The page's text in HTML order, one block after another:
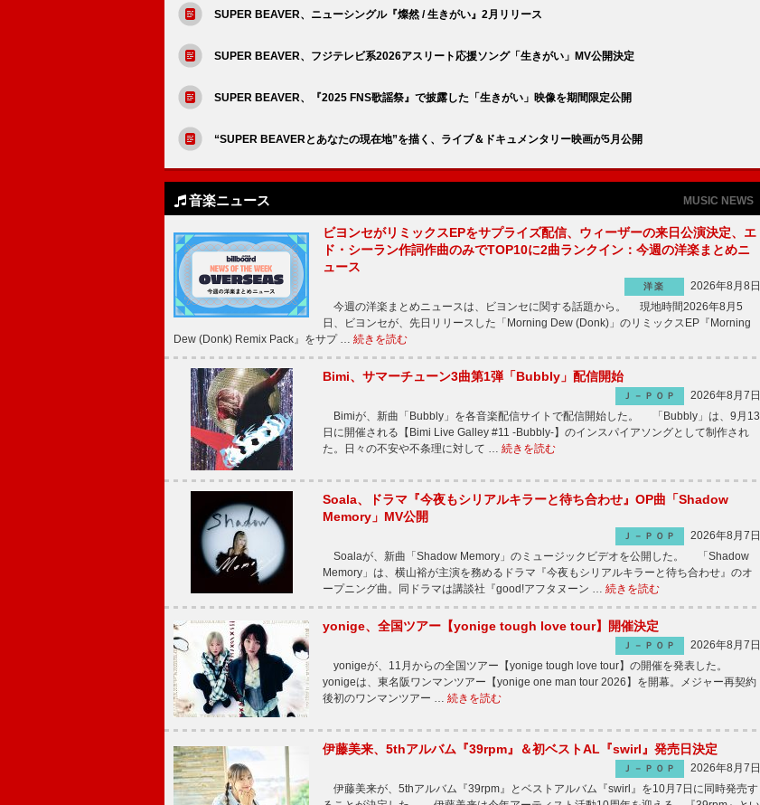
SUPER BEAVER、ニューシングル『燦然 / 生きがい』2月リリース
SUPER BEAVER、フジテレビ系2026アスリート応援ソング「生きがい」MV公開決定
SUPER BEAVER、『2025 FNS歌謡祭』で披露した「生きがい」映像を期間限定公開
“SUPER BEAVERとあなたの現在地”を描く、ライブ＆ドキュメンタリー映画が5月公開
音楽ニュース MUSIC NEWS
ビヨンセがリミックスEPをサプライズ配信、ウィーザーの来日公演決定、エ
ド・シーラン作詞作曲のみでTOP10に2曲ランクイン：今週の洋楽まとめニ
ュース
洋楽
2026年8月8日
今週の洋楽まとめニュースは、ビヨンセに関する話題から。 現地時間2026年8月5
日、ビヨンセが、先日リリースした「Morning Dew (Donk)」のリミックスEP『Morning
Dew (Donk) Remix Pack』をサプ … 続きを読む
Bimi、サマーチューン3曲第1弾「Bubbly」配信開始
Ｊ－ＰＯＰ
2026年8月7日
Bimiが、新曲「Bubbly」を各音楽配信サイトで配信開始した。 「Bubbly」は、9月13
日に開催される【Bimi Live Galley #11 -Bubbly-】のインスパイアソングとして制作され
た。日々の不安や不条理に対して … 続きを読む
Soala、ドラマ『今夜もシリアルキラーと待ち合わせ』OP曲「Shadow
Memory」MV公開
Ｊ－ＰＯＰ
2026年8月7日
Soalaが、新曲「Shadow Memory」のミュージックビデオを公開した。 「Shadow
Memory」は、横山裕が主演を務めるドラマ『今夜もシリアルキラーと待ち合わせ』のオ
ープニング曲。同ドラマは講談社『good!アフタヌーン … 続きを読む
yonige、全国ツアー【yonige tough love tour】開催決定
Ｊ－ＰＯＰ
2026年8月7日
yonigeが、11月からの全国ツアー【yonige tough love tour】の開催を発表した。
yonigeは、東名阪ワンマンツアー【yonige one man tour 2026】を開幕。メジャー再契約
後初のワンマンツアー … 続きを読む
伊藤美来、5thアルバム『39rpm』＆初ベストAL『swirl』発売日決定
Ｊ－ＰＯＰ
2026年8月7日
伊藤美来が、5thアルバム『39rpm』とベストアルバム『swirl』を10月7日に同時発売す